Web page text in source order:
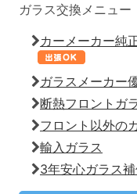
ガラス交換メニュー
カーメーカー純
ガラスメーカー
断熱フロントガ
フロント以外の
輸入ガラス
3年安心ガラス